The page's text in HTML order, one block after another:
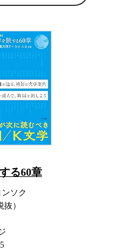
る60章
ソク
）